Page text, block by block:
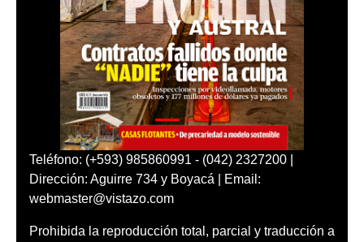
Teléfono: (+593) 985860991 - (042) 2327200 |
Dirección: Aguirre 734 y Boyacá | Email:
webmaster@vistazo.com
Prohibida la reproducción total, parcial y traducción a